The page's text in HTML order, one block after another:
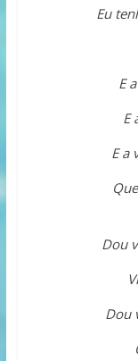
Eu
E
E
E a
Dou
Dou